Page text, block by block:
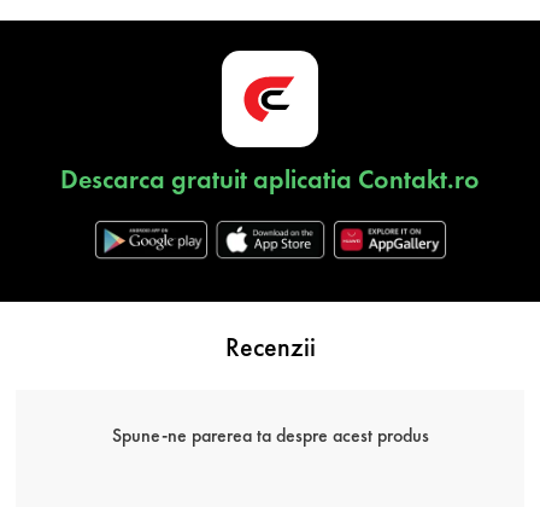
Descarca gratuit aplicatia Contakt.ro
Recenzii
Spune-ne parerea ta despre acest produs